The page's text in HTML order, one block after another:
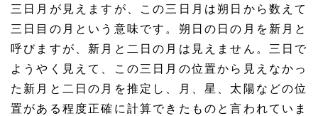
三日月が見えますが、この三日月は朔日から数えて
三日目の月という意味です。朔日の日の月を新月と
呼びますが、新月と二日の月は見えません。三日で
ようやく見えて、この三日月の位置から見えなかっ
た新月と二日の月を推定し、月、星、太陽などの位
置がある程度正確に計算できたものと言われていま